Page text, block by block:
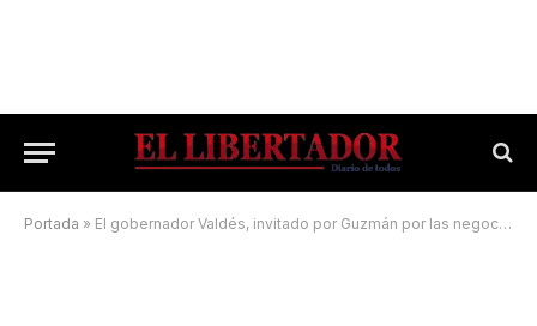
Portada » El gobernador Valdés, invitado por Guzmán por las negociaciones con el FMI